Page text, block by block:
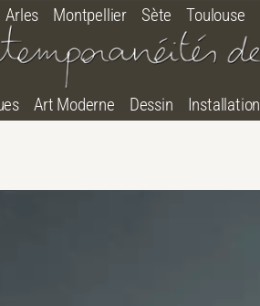
Arles Montpellier Sète Toulouse
Art Moderne Dessin Installation